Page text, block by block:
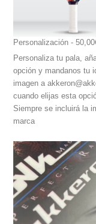
Personalización -
Personaliza tu pala,
opción y mandanos tu
imagen a
cuando elijas esta
Siempre se incluirá la
marca